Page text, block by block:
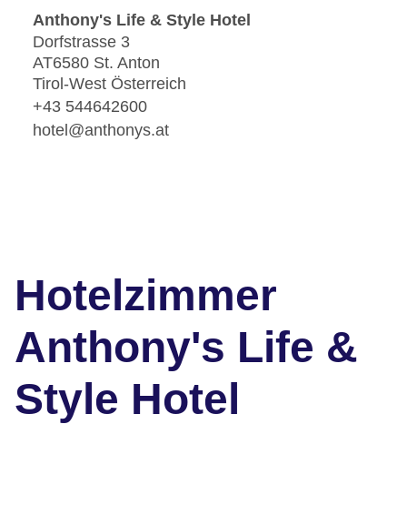
Anthony's Life & Style Hotel
Dorfstrasse 3
AT6580 St. Anton
Tirol-West Österreich
+43 544642600
hotel@anthonys.at
Hotelzimmer
Anthony's Life &
Style Hotel